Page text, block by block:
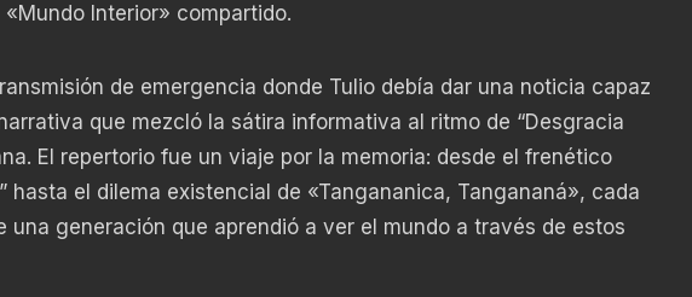
Interior» compartido.
de emergencia donde Tulio debía dar una noticia capaz
que mezcló la sátira informativa al ritmo de “Desgracia
El repertorio fue un viaje por la memoria: desde el frenético
hasta el dilema existencial de «Tangananica, Tangananá», cada
generación que aprendió a ver el mundo a través de estos